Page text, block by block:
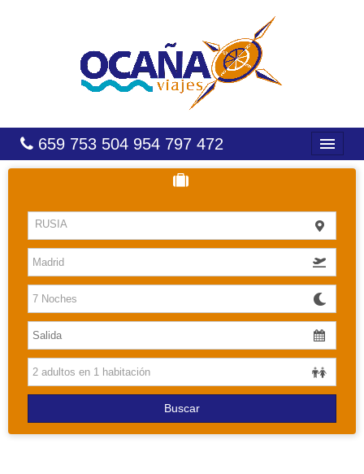
659 753 504 954 797 472
HOTELES
COSTAS
CARIBE
CANARIAS
BALEARES
PAQUETES
RUSIA
Buscar